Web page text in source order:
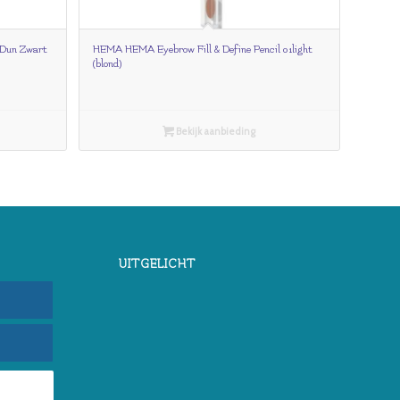
Zwart
HEMA HEMA Eyebrow Fill & Define Pencil 01light
(blond)
Bekijk aanbieding
UITGELICHT